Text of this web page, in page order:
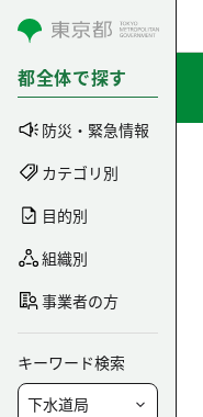
コンテンツにスキップ
都全体で探す
防災・緊急情報
カテゴリ別
目的別
組織別
事業者の方
キーワード検索